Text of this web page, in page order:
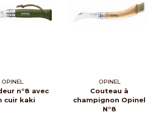
OPINEL
n°8 avec
cuir kaki
OPINEL
Couteau à
champignon Opinel
N°8